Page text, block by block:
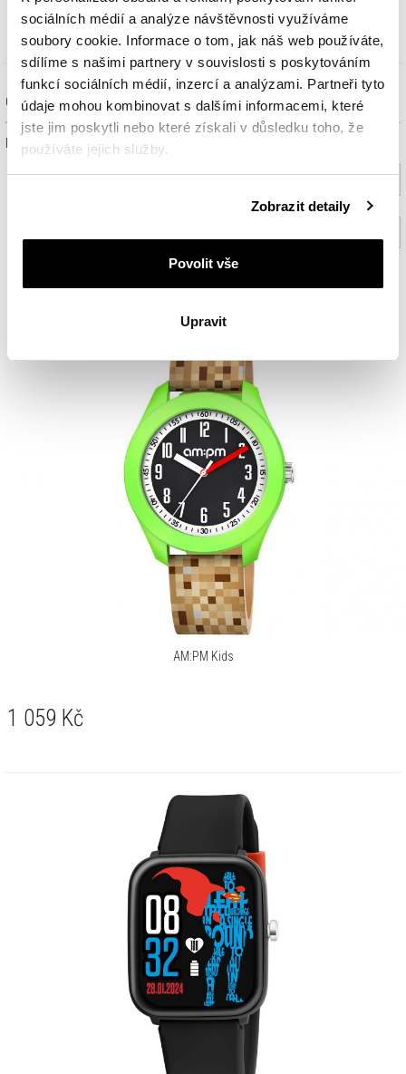
sociálních médií a analýze návštěvnosti využíváme
soubory cookie. Informace o tom, jak náš web používáte,
sdílíme s našimi partnery v souvislosti s poskytováním
funkcí sociálních médií, inzercí a analýzami. Partneři tyto
údaje mohou kombinovat s dalšími informacemi, které
jste jim poskytli nebo které získali v důsledku toho, že
používáte jejich služby.
Zásadách ochrany osobních údajů
Zobrazit detaily
Povolit vše
Upravit
1 059 Kč
Ověřit dostupnost a rezervovat na prodejně
Prosím, vyberte ze seznamu město nebo konkrétní prodejnu
Vyberte prosím město
Ověřit
AM:PM Kids
1 059 Kč